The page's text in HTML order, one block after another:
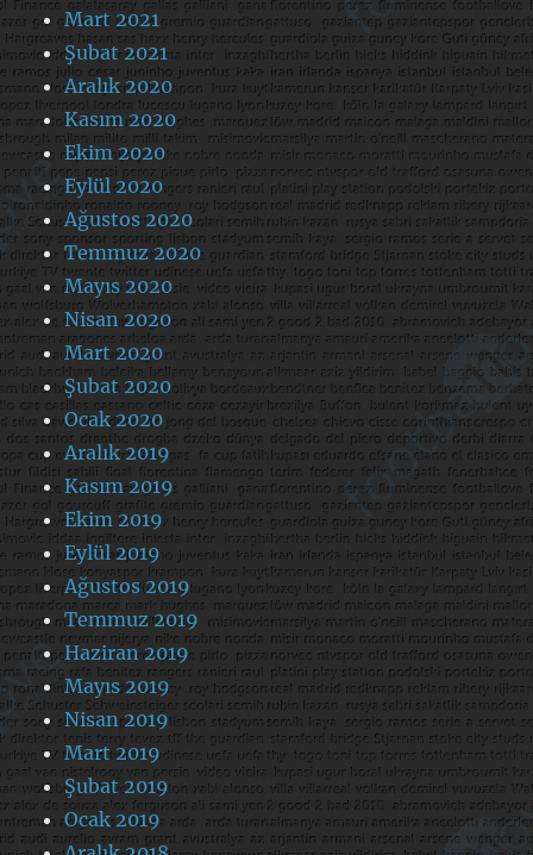
Mart 2021
Şubat 2021
Aralık 2020
Kasım 2020
Ekim 2020
Eylül 2020
Ağustos 2020
Temmuz 2020
Mayıs 2020
Nisan 2020
Mart 2020
Şubat 2020
Ocak 2020
Aralık 2019
Kasım 2019
Ekim 2019
Eylül 2019
Ağustos 2019
Temmuz 2019
Haziran 2019
Mayıs 2019
Nisan 2019
Mart 2019
Şubat 2019
Ocak 2019